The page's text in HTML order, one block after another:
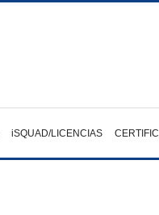
iSQUAD/LICENCIAS